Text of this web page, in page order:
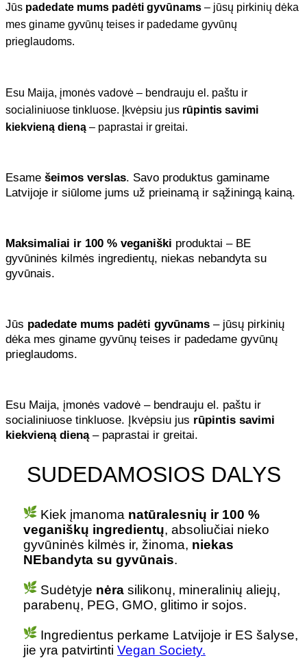
Jūs padedate mums padėti gyvūnams – jūsų pirkinių dėka
mes giname gyvūnų teises ir padedame gyvūnų
prieglaudoms.
Esu Maija, įmonės vadovė – bendrauju el. paštu ir
socialiniuose tinkluose. Įkvėpsiu jus rūpintis savimi
kiekvieną dieną – paprastai ir greitai.
Esame šeimos verslas. Savo produktus gaminame
Latvijoje ir siūlome jums už prieinamą ir sąžiningą kainą.
Maksimaliai ir 100 % veganiški produktai – BE
gyvūninės kilmės ingredientų, niekas nebandyta su
gyvūnais.
Jūs padedate mums padėti gyvūnams – jūsų pirkinių
dėka mes giname gyvūnų teises ir padedame gyvūnų
prieglaudoms.
Esu Maija, įmonės vadovė – bendrauju el. paštu ir
socialiniuose tinkluose. Įkvėpsiu jus rūpintis savimi
kiekvieną dieną– paprastai ir greitai.
SUDEDAMOSIOS DALYS
Kiek įmanoma natūralesnių ir 100 %
veganiškų ingredientų, absoliučiai nieko
gyvūninės kilmės ir, žinoma, niekas
NEbandyta su gyvūnais.
Sudėtyje nėra silikonų, mineralinių aliejų,
parabenų, PEG, GMO, glitimo ir sojos.
Ingredientus perkame Latvijoje ir ES šalyse,
jie yra patvirtinti Vegan Society.